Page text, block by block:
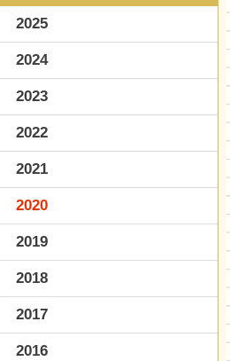
2025
2024
2023
2022
2021
2020
2019
2018
2017
2016